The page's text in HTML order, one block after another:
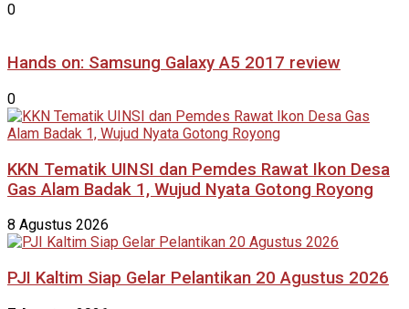
0
Hands on: Samsung Galaxy A5 2017 review
0
KKN Tematik UINSI dan Pemdes Rawat Ikon Desa
Gas Alam Badak 1, Wujud Nyata Gotong Royong
8 Agustus 2026
PJI Kaltim Siap Gelar Pelantikan 20 Agustus 2026